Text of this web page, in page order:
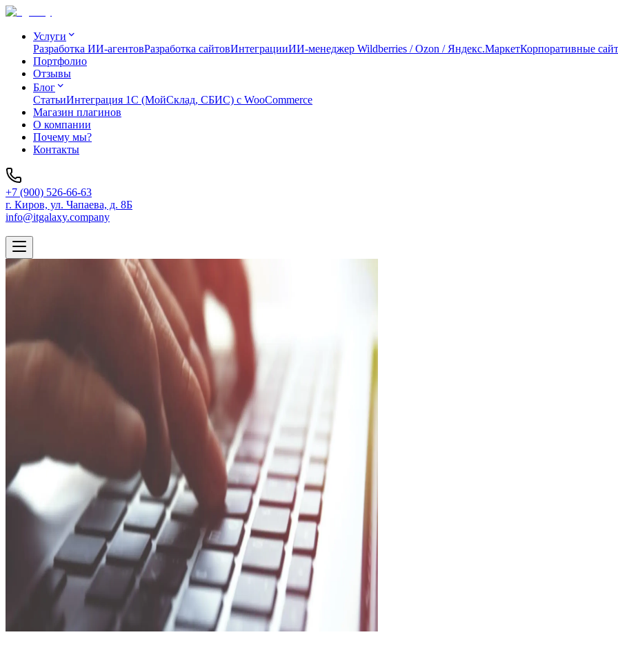
Услуги
Разработка ИИ-агентовРазработка сайтовИнтеграцииИИ-менеджер Wildberries / Ozon / Яндекс.МаркетКорпоративные
Портфолио
Отзывы
Блог
СтатьиИнтеграция 1C (МойСклад, СБИС) с WooCommerce
Магазин плагинов
О компании
Почему мы?
Контакты
+7 (900) 526-66-63
г. Киров, ул. Чапаева, д. 8Б
info@itgalaxy.company